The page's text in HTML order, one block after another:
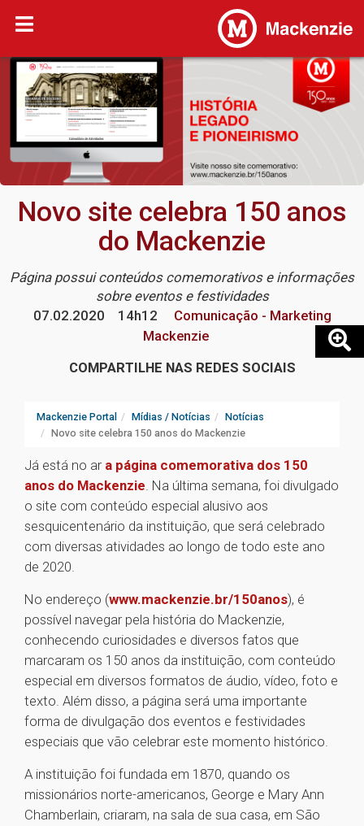
Novo site celebra 150 anos
do Mackenzie
Página possui conteúdos comemorativos e informações
sobre eventos e festividades
07.02.2020
14h12
Comunicação - Marketing
Mackenzie
COMPARTILHE NAS REDES SOCIAIS
Mackenzie Portal Mídias / Notícias
Notícias
Novo site celebra 150 anos do Mackenzie
Já está no ar a página comemorativa dos 150
anos do Mackenzie. Na última semana, foi divulgado
o site com conteúdo especial alusivo aos
sesquicentenário da instituição, que será celebrado
com diversas atividades ao longo de todo este ano
de 2020.
No endereço (www.mackenzie.br/150anos), é
possível navegar pela história do Mackenzie,
conhecendo curiosidades e diversos fatos que
marcaram os 150 anos da instituição, com conteúdo
especial em diversos formatos de áudio, vídeo, foto e
texto. Além disso, a página será uma importante
forma de divulgação dos eventos e festividades
especiais que vão celebrar este momento histórico.
A instituição foi fundada em 1870, quando os
missionários norte-americanos, George e Mary Ann
Chamberlain, criaram, na sala de sua casa, em São